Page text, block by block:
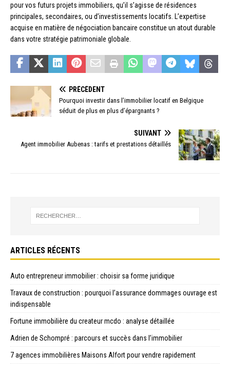
pour vos futurs projets immobiliers, qu’il s’agisse de résidences
principales, secondaires, ou d’investissements locatifs. L’expertise
acquise en matière de négociation bancaire constitue un atout durable
dans votre stratégie patrimoniale globale.
PRÉCÉDENT
Pourquoi investir dans l’immobilier locatif en Belgique
séduit de plus en plus d’épargnants ?
SUIVANT
Agent immobilier Aubenas : tarifs et prestations détaillés
ARTICLES RÉCENTS
Auto entrepreneur immobilier : choisir sa forme juridique
Travaux de construction : pourquoi l’assurance dommages ouvrage est
indispensable
Fortune immobilière du createur mcdo : analyse détaillée
Adrien de Schompré : parcours et succès dans l’immobilier
7 agences immobilières Maisons Alfort pour vendre rapidement